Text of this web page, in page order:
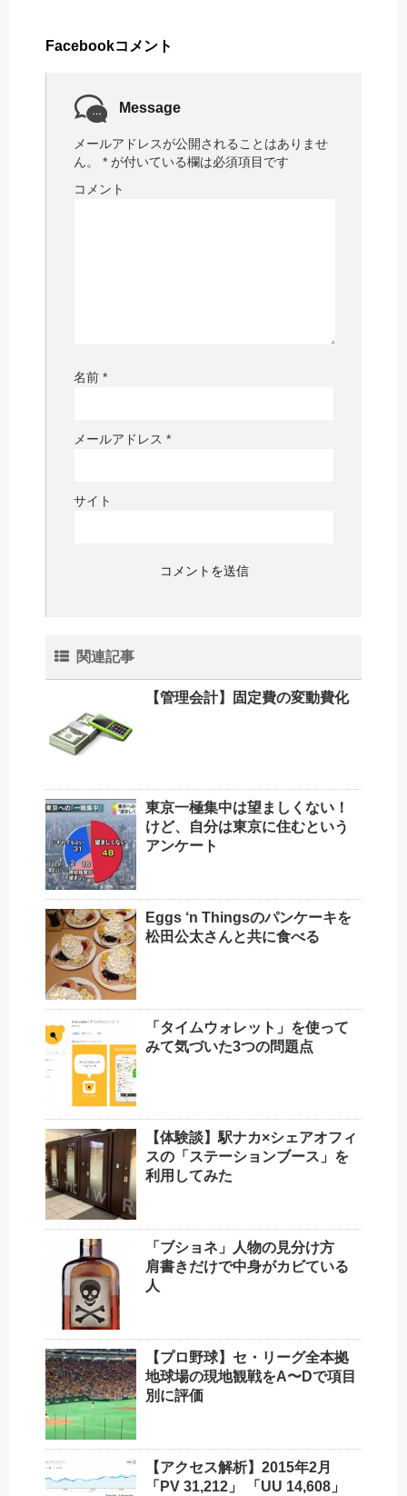
Facebookコメント
Message
メールアドレスが公開されることはありませ
ん。
* が付いている欄は必須項目です
コメント
名前 *
メールアドレス *
サイト
関連記事
【管理会計】固定費の変動費化
東京一極集中は望ましくない！
けど、自分は東京に住むという
アンケート
Eggs ‘n Thingsのパンケーキを
松田公太さんと共に食べる
「タイムウォレット」を使って
みて気づいた3つの問題点
【体験談】駅ナカ×シェアオフィ
スの「ステーションブース」を
利用してみた
「ブショネ」人物の見分け方
肩書きだけで中身がカビている
人
【プロ野球】セ・リーグ全本拠
地球場の現地観戦をA〜Dで項目
別に評価
【アクセス解析】2015年2月
「PV 31,212」 「UU 14,608」